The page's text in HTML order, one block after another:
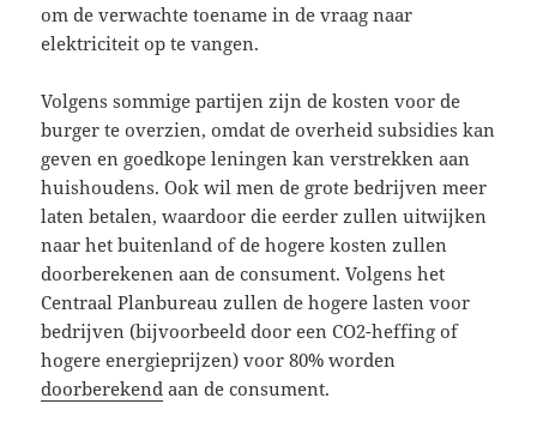
om de verwachte toename in de vraag naar
elektriciteit op te vangen.
Volgens sommige partijen zijn de kosten voor de
burger te overzien, omdat de overheid subsidies kan
geven en goedkope leningen kan verstrekken aan
huishoudens. Ook wil men de grote bedrijven meer
laten betalen, waardoor die eerder zullen uitwijken
naar het buitenland of de hogere kosten zullen
doorberekenen aan de consument. Volgens het
Centraal Planbureau zullen de hogere lasten voor
bedrijven (bijvoorbeeld door een CO2-heffing of
hogere energieprijzen) voor 80% worden
doorberekend aan de consument.